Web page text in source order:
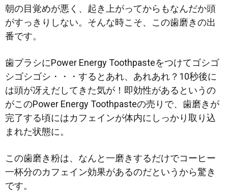
朝の目覚めが悪く、起き上がってからもなんだか頭
がすっきりしない。そんな時こそ、この歯磨きの出
番です。
歯ブラシにPower Energy Toothpasteをつけてゴシゴ
シゴシゴシ・・・するとあれ、あれあれ？10秒後に
は頭が冴えだしてきた気が！即効性があるというの
がこのPower Energy Toothpasteの売りで、歯磨きが
完了する頃にはカフェインが体内にしっかり取り込
まれた状態に。
この歯磨き粉は、なんと一磨きするだけでコーヒー
一杯分のカフェイン効果があるのだというから驚き
です。